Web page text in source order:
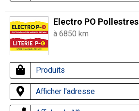
Electro PO Pollestres
à 6850 km
Produits
Afficher l'adresse